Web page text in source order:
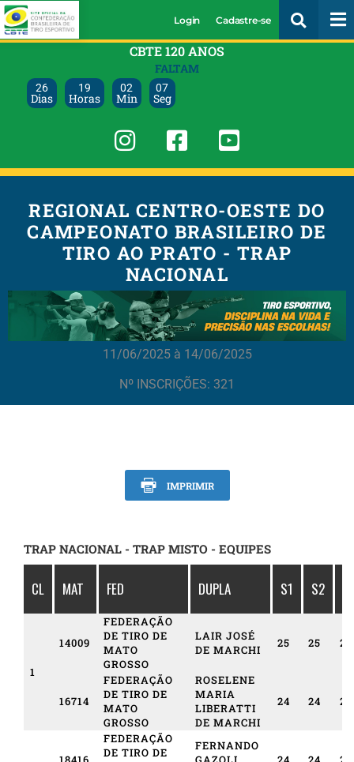
Login Cadastre-se
CBTE 120 ANOS
FALTAM
26
Dias
19
Horas
02
Min
06
Seg
REGIONAL CENTRO-OESTE DO
CAMPEONATO BRASILEIRO DE
TIRO AO PRATO - TRAP
NACIONAL
11/06/2025 à 14/06/2025
Nº INSCRIÇÕES: 321
IMPRIMIR
TRAP NACIONAL - TRAP MISTO - EQUIPES
CL MAT FED DUPLA S1 S2
1
14009
FEDERAÇÃO
DE TIRO DE
MATO
GROSSO
LAIR JOSÉ
DE MARCHI
25 25 24
16714
FEDERAÇÃO
DE TIRO DE
MATO
GROSSO
ROSELENE
MARIA
LIBERATTI
DE MARCHI
24 24 23
FEDERAÇÃO
DE TIRO DE
FERNANDO